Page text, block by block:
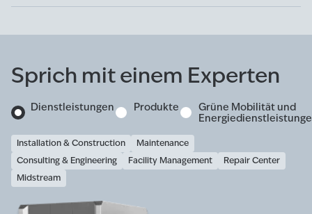
Sprich mit einem Experten
Dienstleistungen Produkte
Grüne Mobilität und
Installation & Construction
Maintenance
Consulting & Engineering
Facility Management
Repair Center
Midstream